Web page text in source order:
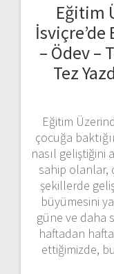
Eğitim
– Ödev –
Tez
Eğitim
çocuğa
nasıl geliştiğini
sahip olanlar,
şekillerde
büyümesini
güne ve daha
haftadan
ettiğimizde,